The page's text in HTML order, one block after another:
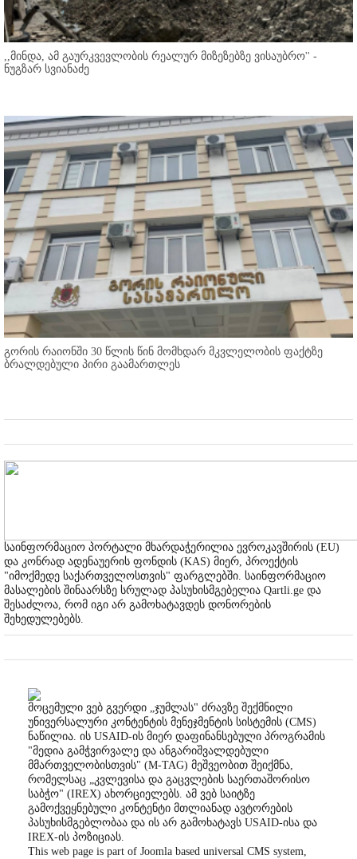
,,მინდა, ამ გაურკვევლობის რეალურ მიზეზებზე ვისაუბრო'' -
ნუგზარ სვიანაძე
გორის რაიონში 30 წლის წინ მომხდარ მკვლელობის ფაქტზე
ბრალდებული პირი გაამართლეს
საინფორმაციო პორტალი მხარდაჭერილია ევროკავშირის (EU)
და კონრად ადენაუერის ფონდის (KAS) მიერ, პროექტის
"იმოქმედე საქართველოსთვის" ფარგლებში. საინფორმაციო
მასალების შინაარსზე სრულად პასუხისმგებელია Qartli.ge და
შესაძლოა, რომ იგი არ გამოხატავდეს დონორების
შეხედულებებს.
მოცემული ვებ გვერდი „ჯუმლას" ძრავზე შექმნილი
უნივერსალური კონტენტის მენეჯმენტის სისტემის (CMS)
ნაწილია. ის USAID-ის მიერ დაფინანსებული პროგრამის
"მედია გამჭვირვალე და ანგარიშვალდებული
მმართველობისთვის" (M-TAG) მეშვეობით შეიქმნა,
რომელსაც „კვლევისა და გაცვლების საერთაშორისო
საბჭო" (IREX) ახორციელებს. ამ ვებ საიტზე
გამოქვეყნებული კონტენტი მთლიანად ავტორების
პასუხისმგებლობაა და ის არ გამოხატავს USAID-ისა და
IREX-ის პოზიციას.
This web page is part of Joomla based universal CMS system,